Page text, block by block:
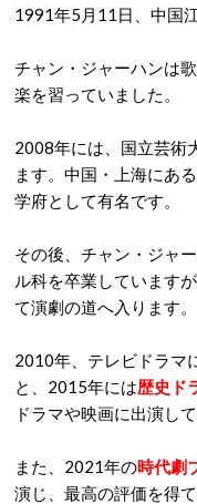
1991年5月11日、中国
チャン・ジャーハンは
楽を習っていました。
2008年には、国立芸術
ます。中国・上海にあ
学府として有名です。
その後、チャン・ジャ
ル科を卒業しています
て演劇の道へ入ります。
2010年、テレビドラマ
と、2015年には歴史ド
ドラマや映画に出演して
また、2021年の時代劇
演じ、最高の評価を得て